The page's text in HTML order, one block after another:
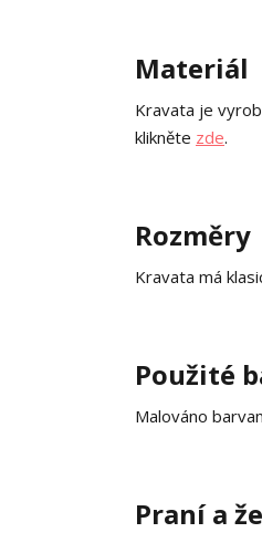
Materiál
Kravata je
klikněte zde.
Rozměry
Kravata má
Použité
Malováno
Praní a